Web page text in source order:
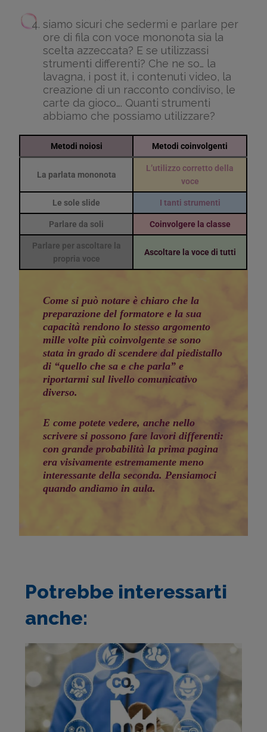
siamo sicuri che sedermi e parlare per
ore di fila con voce mononota sia la
scelta azzeccata? E se utilizzassi
strumenti differenti? Che ne so… la
lavagna, i post it, i contenuti video, la
creazione di un racconto condiviso, le
carte da gioco…. Quanti strumenti
abbiamo che possiamo utilizzare?
Metodi noiosi Metodi coinvolgenti
La parlata mononota
L’utilizzo corretto della
voce
Le sole slide I tanti strumenti
Parlare da soli Coinvolgere la classe
Parlare per ascoltare la
propria voce
Ascoltare la voce di tutti
Come si può notare è chiaro che la
preparazione del formatore e la sua
capacità rendono lo stesso argomento
mille volte più coinvolgente se sono
stata in grado di scendere dal piedistallo
di “quello che sa e che parla” e
riportarmi sul livello comunicativo
diverso.
E come potete vedere, anche nello
scrivere si possono fare lavori differenti:
con grande probabilità la prima pagina
era visivamente estremamente meno
interessante della seconda. Pensiamoci
quando andiamo in aula.
Potrebbe interessarti
anche: